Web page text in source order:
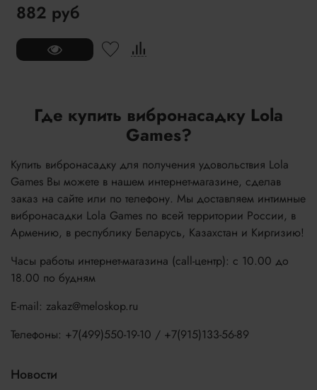
882 руб
Где купить вибронасадку Lola
Games?
Купить вибронасадку для получения удовольствия Lola
Games Вы можете в нашем интернет-магазине, сделав
заказ на сайте или по телефону. Мы доставляем интимные
вибронасадки Lola Games по всей территории России, в
Армению, в республику Беларусь, Казахстан и Киргизию!
Часы работы интернет-магазина (call-центр): с 10.00 до
18.00 по будням
E-mail: zakaz@meloskop.ru
Телефоны: +7(499)550-19-10 / +7(915)133-56-89
Новости